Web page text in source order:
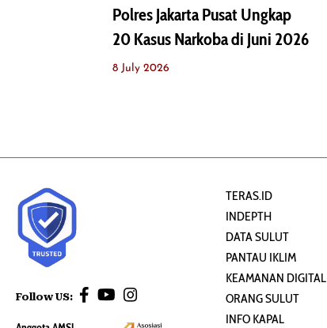
Polres Jakarta Pusat Ungkap
20 Kasus Narkoba di Juni 2026
8 July 2026
Follow US:
TERAS.ID
INDEPTH
DATA SULUT
PANTAU IKLIM
KEAMANAN DIGITAL
ORANG SULUT
INFO KAPAL